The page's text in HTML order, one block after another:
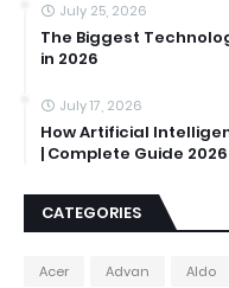
July 25, 2026
The Biggest
in 2026
July 17, 2026
How Artificial
| Complete Guide 2026
CATEGORIES
Acer Advan Aldo